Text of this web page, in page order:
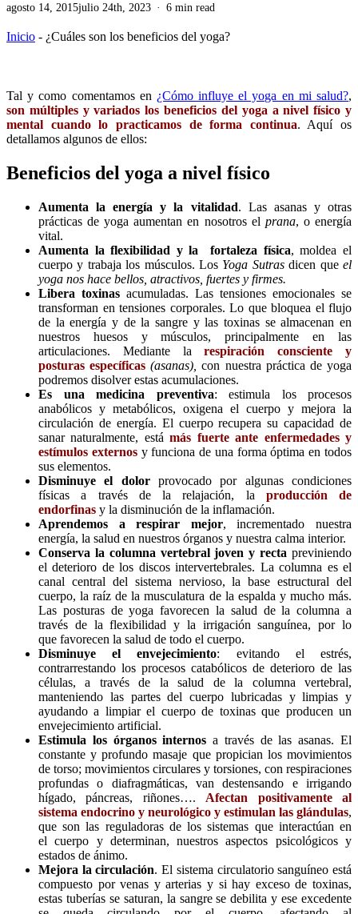
agosto 14, 2015julio 24th, 2023 6 min read
Inicio - ¿Cuáles son los beneficios del yoga?
Tal y como comentamos en ¿Cómo influye el yoga en mi salud?,
son múltiples y variados los beneficios del yoga a nivel físico y
mental cuando lo practicamos de forma continua. Aquí os
detallamos algunos de ellos:
Beneficios del yoga a nivel físico
Aumenta la energía y la vitalidad. Las asanas y otras
prácticas de yoga aumentan en nosotros el prana, o energía
vital.
Aumenta la flexibilidad y la fortaleza física, moldea el
cuerpo y trabaja los músculos. Los Yoga Sutrasdicen queel
yoga nos hace bellos, atractivos, fuertes y firmes.
Libera toxinas acumuladas. Las tensiones emocionales se
transforman en tensiones corporales. Lo que bloquea el flujo
de la energía y de la sangre y las toxinas se almacenan en
nuestros huesos y músculos, principalmente en las
articulaciones. Mediante larespiración consciente y
posturas específicas(asanas), con nuestra práctica de yoga
podremos disolver estas acumulaciones.
Es una medicina preventiva: estimula los procesos
anabólicos y metabólicos, oxigena el cuerpo y mejora la
circulación de energía. El cuerpo recupera su capacidad de
sanar naturalmente, estámás fuerte ante enfermedades y
estímulos externosy funciona de una forma óptima en todos
sus elementos.
Disminuye el dolorprovocado por algunas condiciones
físicas a través de la relajación, la producción de
endorfinas y la disminución de la inflamación.
Aprendemos a respirar mejor, incrementado nuestra
energía, la salud en nuestros órganos y nuestra calma interior.
Conserva la columna vertebral joven y recta previniendo
el deterioro de los discos intervertebrales. La columna es el
canal central del sistema nervioso, la base estructural del
cuerpo, la raíz de la musculatura de la espalda y mucho más.
Las posturas de yoga favorecen la salud de la columna a
través de la flexibilidad y la irrigación sanguínea, por lo
que favorecen la salud de todo el cuerpo.
Disminuye el envejecimiento: evitando el estrés,
contrarrestando los procesos catabólicos de deterioro de las
células, a través de la salud de la columna vertebral,
manteniendo las partes del cuerpo lubricadas y limpias y
ayudando a limpiar el cuerpo de toxinas que producen un
envejecimiento artificial.
Estimula los órganos internos a través de las asanas. El
constante y profundo masaje que propician los movimientos
de torso; movimientos circulares y torsiones, con respiraciones
profundas o diafragmáticas, van destensando e irrigando
hígado, páncreas, riñones…. Afectan positivamente al
sistema endocrino y neurológico y estimulan las glándulas,
que son las reguladoras de los sistemas que interactúan en
el cuerpo y determinan, nuestros aspectos psicológicos y
estados de ánimo.
Mejora la circulación. El sistema circulatorio sanguíneo está
compuesto por venas y arterias y si hay exceso de toxinas,
estas tuberías se saturan, la sangre se debilita y ese excedente